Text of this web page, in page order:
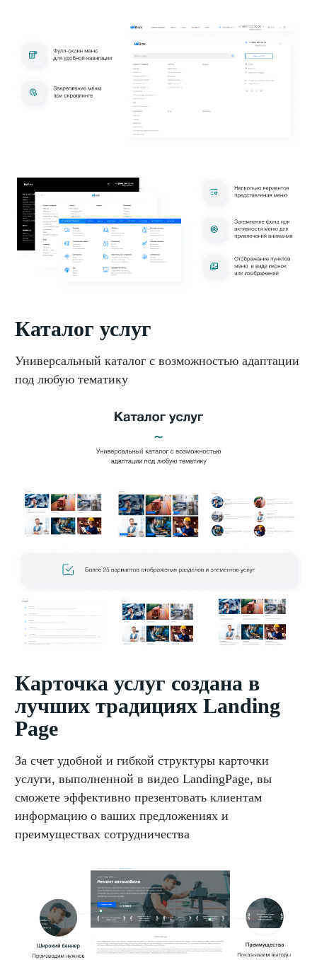
Каталог услуг
Универсальный каталог с возможностью адаптации
под любую тематику
Карточка услуг создана в
лучших традициях Landing
Page
За счет удобной и гибкой структуры карточки
услуги, выполненной в видео LandingPage, вы
сможете эффективно презентовать клиентам
информацию о ваших предложениях и
преимуществах сотрудничества